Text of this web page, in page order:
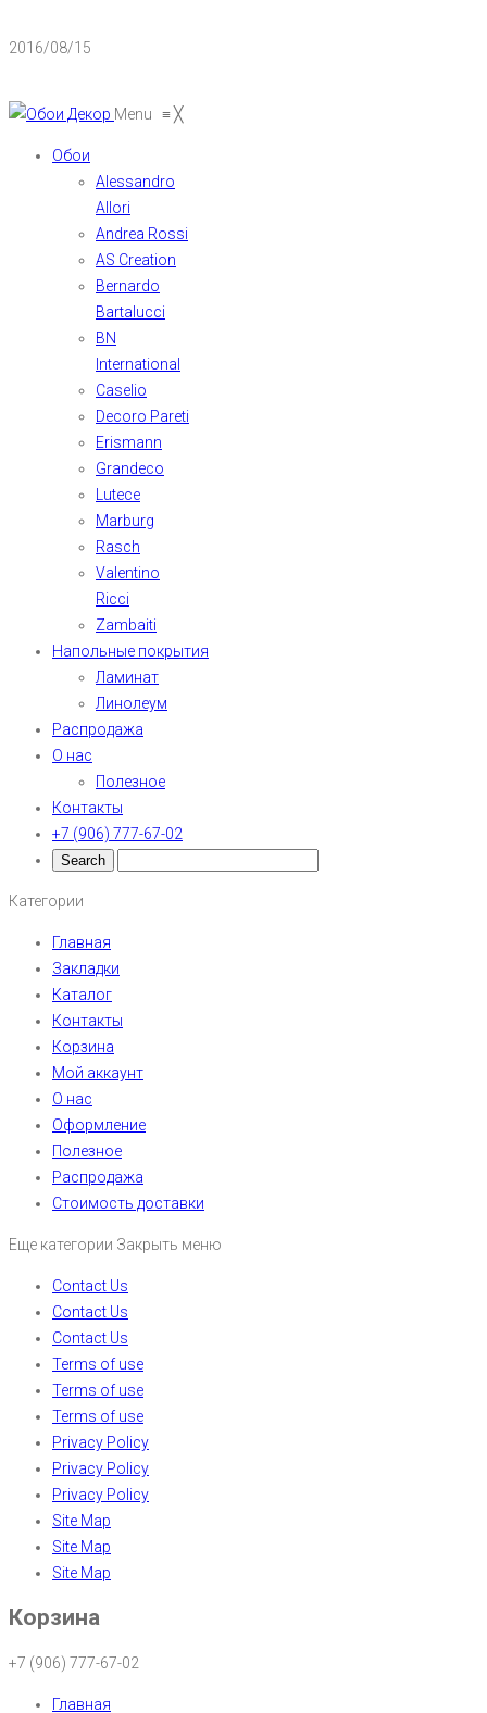
2016/08/15
Menu ≡╳
Обои
Alessandro
Allori
Andrea Rossi
AS Creation
Bernardo
Bartalucci
BN
International
Caselio
Decoro Pareti
Erismann
Grandeco
Lutece
Marburg
Rasch
Valentino
Ricci
Zambaiti
Напольные покрытия
Ламинат
Линолеум
Распродажа
О нас
Полезное
Контакты
+7 (906) 777-67-02
Категории
Главная
Закладки
Каталог
Контакты
Корзина
Мой аккаунт
О нас
Оформление
Полезное
Распродажа
Стоимость доставки
Еще категории Закрыть меню
Contact Us
Contact Us
Contact Us
Terms of use
Terms of use
Terms of use
Privacy Policy
Privacy Policy
Privacy Policy
Site Map
Site Map
Site Map
Корзина
+7 (906) 777-67-02
Главная